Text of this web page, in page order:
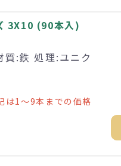
3X10 (90本入)
:鉄 処理:ユニク
は1～9本までの価格